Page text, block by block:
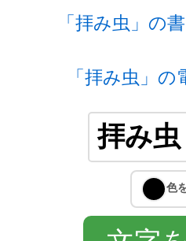
「拝み虫」の
「拝み虫」